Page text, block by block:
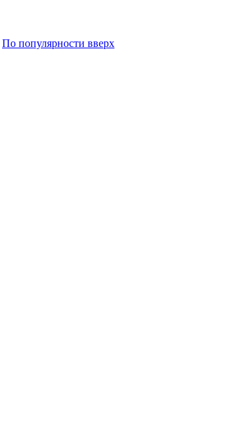
По популярности вверх